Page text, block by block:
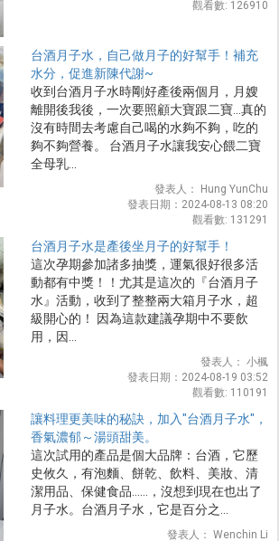
觀看數: 126910
台酒月子水，自己做月子的好幫手！補充
水分，促進新陳代謝~
收到台酒月子水時剛好產後兩個月，月嫂
離開後我後，一次要照顧大寶跟二寶...真的
沒有時間去考慮自己喝的水夠不夠，吃的
夠不夠營養。 台酒月子水讓我安心餵二寶
全母乳...
發表人： Hung YunChu
發表日期：2024-08-13 08:20
觀看數: 131291
台酒月子水是產後坐月子的好幫手！
這次孕期參加諸多抽獎，運氣很好很多活
動都有中獎！！尤其是這次的『台酒月子
水』活動，收到了整整兩大箱月子水，超
級開心的！ 因為這款建議孕期中不要飲
用，因...
發表人： 小楓
發表日期：2024-08-19 03:52
觀看數: 110191
讓料理更美味的秘訣，加入"台酒月子水"，
香氣濃郁～湯頭甜美。
這次試用的產品是個大品牌：台酒，它歷
史攸久，有泡麵、餅乾、飲料、美妝、清
潔用品、保健食品……，沒想到現在也出了
月子水。台酒月子水，它是百分之...
發表人： Wenchin Li